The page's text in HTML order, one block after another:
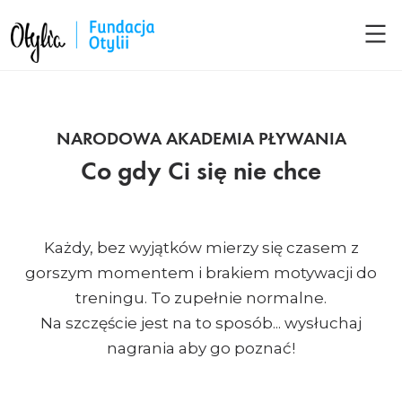
NARODOWA AKADEMIA PŁYWANIA
Co gdy Ci się nie chce
Każdy, bez wyjątków mierzy się czasem z
gorszym momentem i brakiem motywacji do
treningu. To zupełnie normalne.
Na szczęście jest na to sposób... wysłuchaj
nagrania aby go poznać!